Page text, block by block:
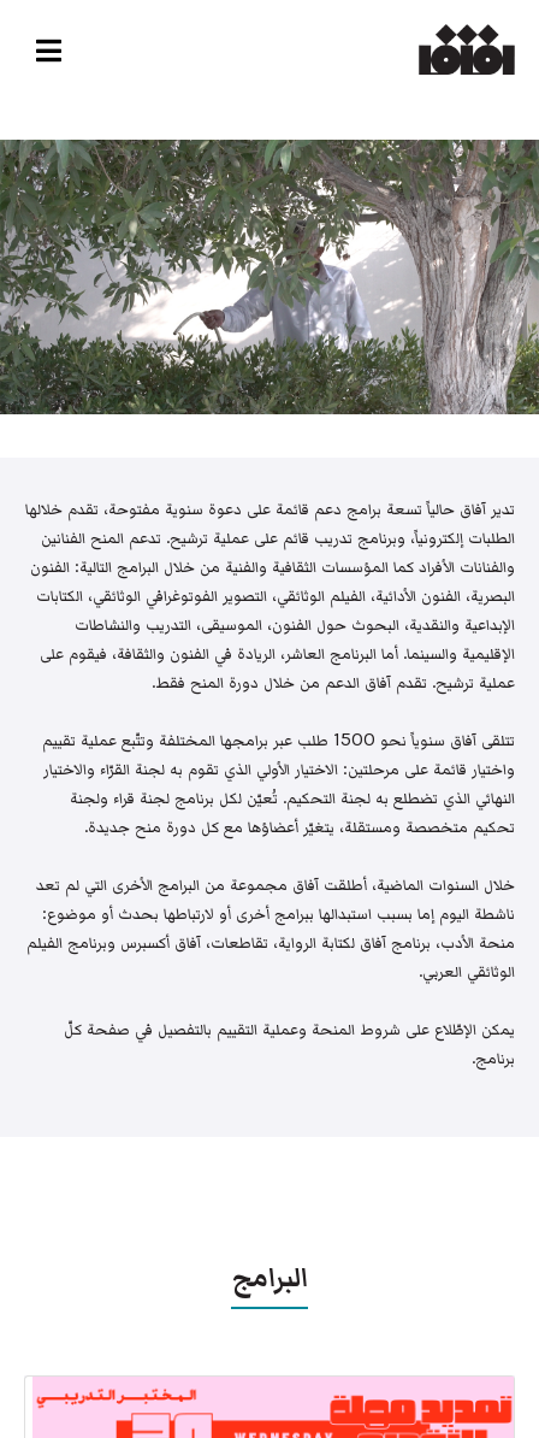
تدير آفاق حالياً تسعة برامج دعم قائمة على دعوة سنوية مفتوحة، تقدم خلالها
الطلبات إلكترونياً، وبرنامج تدريب قائم على عملية ترشيح. تدعم المنح الفنانين
والفنانات الأفراد كما المؤسسات الثقافية والفنية من خلال البرامج التالية: الفنون
البصرية، الفنون الأدائية، الفيلم الوثائقي، التصوير الفوتوغرافي الوثائقي، الكتابات
الإبداعية والنقدية، البحوث حول الفنون، الموسيقى، التدريب والنشاطات
الإقليمية والسينما. أما البرنامج العاشر، الريادة في الفنون والثقافة، فيقوم على
عملية ترشيح. تقدم آفاق الدعم من خلال دورة المنح فقط.
تتلقى آفاق سنوياً نحو 1500 طلب عبر برامجها المختلفة وتتّبع عملية تقييم
واختيار قائمة على مرحلتين: الاختيار الأولي الذي تقوم به لجنة القرّاء والاختيار
النهائي الذي تضطلع به لجنة التحكيم. تُعيّن لكل برنامج لجنة قراء ولجنة
تحكيم متخصصة ومستقلة، يتغيّر أعضاؤها مع كل دورة منح جديدة.
خلال السنوات الماضية، أطلقت آفاق مجموعة من البرامج الأخرى التي لم تعد
ناشطة اليوم إما بسبب استبدالها ببرامج أخرى أو لارتباطها بحدث أو موضوع:
منحة الأدب، برنامج آفاق لكتابة الرواية، تقاطعات، آفاق أكسبرس وبرنامج الفيلم
الوثائقي العربي.
يمكن الإطّلاع على شروط المنحة وعملية التقييم بالتفصيل في صفحة كلّ
برنامج.
البرامج